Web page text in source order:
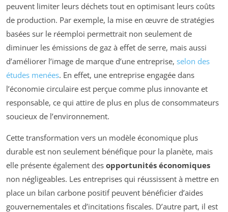
peuvent limiter leurs déchets tout en optimisant leurs coûts
de production. Par exemple, la mise en œuvre de stratégies
basées sur le réemploi permettrait non seulement de
diminuer les émissions de gaz à effet de serre, mais aussi
d’améliorer l’image de marque d’une entreprise, selon des
études menées. En effet, une entreprise engagée dans
l’économie circulaire est perçue comme plus innovante et
responsable, ce qui attire de plus en plus de consommateurs
soucieux de l’environnement.
Cette transformation vers un modèle économique plus
durable est non seulement bénéfique pour la planète, mais
elle présente également des opportunités économiques
non négligeables. Les entreprises qui réussissent à mettre en
place un bilan carbone positif peuvent bénéficier d’aides
gouvernementales et d’incitations fiscales. D’autre part, il est